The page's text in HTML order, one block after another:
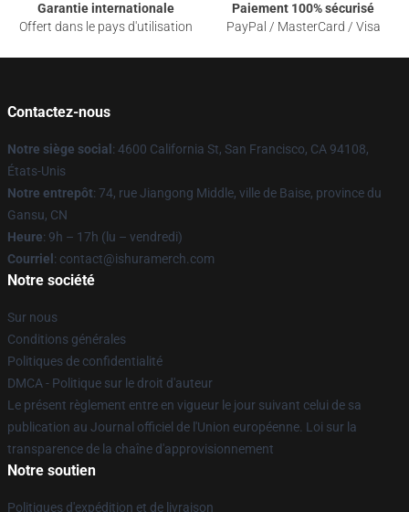
Garantie internationale
Offert dans le pays d'utilisation
Paiement 100% sécurisé
PayPal / MasterCard / Visa
Contactez-nous
Notre siège social : 4600 California St, San Francisco, CA 94108,
États-Unis
Notre entrepôt: 74, rue Jiangong Middle, ville de Baise, province du
Gansu, CN
Heure: 9h – 17h (lu – vendredi)
Courriel : contact@ishuramerch.com
Notre société
Sur nous
Conditions générales
Politiques de confidentialité
DMCA - Politique sur le droit d'auteur
Le présent règlement entre en vigueur le jour suivant celui de sa
publication au Journal officiel de l'Union européenne. Loi sur la
transparence de la chaîne d'approvisionnement
Notre soutien
Politiques d'expédition et de livraison